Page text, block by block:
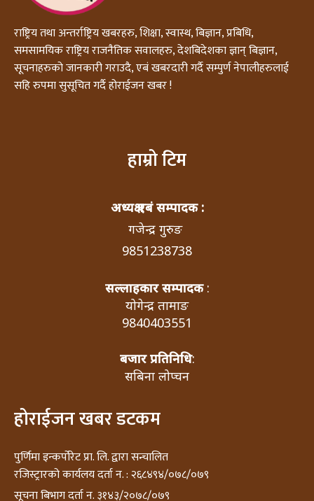
राष्ट्रिय तथा अन्तर्राष्ट्रिय खबरहरु, शिक्षा, स्वास्थ, बिज्ञान, प्रबिधि,
समसामयिक राष्ट्रिय राजनैतिक सवालहरु, देशबिदेशका ज्ञान् बिज्ञान,
सूचनाहरुको जानकारी गराउदै, एबं खबरदारी गर्दै सम्पुर्ण नेपालीहरुलाई
सहि रुपमा सुसूचित गर्दै होराईजन खबर !
हाम्रो टिम
अध्यक्ष एबं सम्पादक :
गजेन्द्र गुरुङ
9851238738
सल्लाहकार सम्पादक:
योगेन्द्र तामाङ
9840403551
बजार प्रतिनिधि:
सबिना लोप्चन
होराईजन खबर डटकम
पुर्णिमा इन्कर्पोरेट प्रा. लि. द्वारा सन्चालित
रजिस्ट्रारको कार्यलय दर्ता न. : २६८४९४/०७८/०७९
सूचना बिभाग दर्ता न. ३१४३/२०७८/०७९